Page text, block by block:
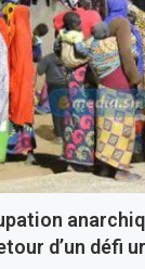
d’un défi